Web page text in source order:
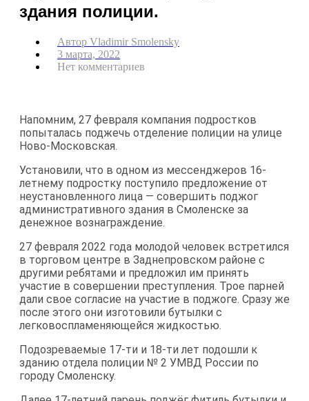
здания полиции.
Автор Vladimir Smolensky
3 марта, 2022
Нет комментариев
Напомним, 27 февраля компания подростков
попыталась поджечь отделение полиции на улице
Ново-Московская.
Установили, что в одном из мессенджеров 16-
летнему подростку поступило предложение от
неустановленного лица — совершить поджог
административного здания в Смоленске за
денежное вознаграждение.
27 февраля 2022 года молодой человек встретился
в торговом центре в Заднепровском районе с
другими ребятами и предложил им принять
участие в совершении преступления. Трое парней
дали свое согласие на участие в поджоге. Сразу же
после этого они изготовили бутылки с
легковоспламеняющейся жидкостью.
Подозреваемые 17-ти и 18-ти лет подошли к
зданию отдела полиции № 2 УМВД России по
городу Смоленску.